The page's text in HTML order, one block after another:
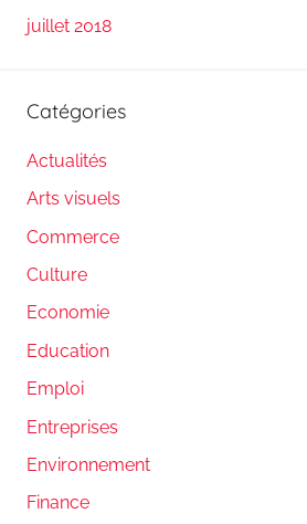
juillet 2018
Catégories
Actualités
Arts visuels
Commerce
Culture
Economie
Education
Emploi
Entreprises
Environnement
Finance